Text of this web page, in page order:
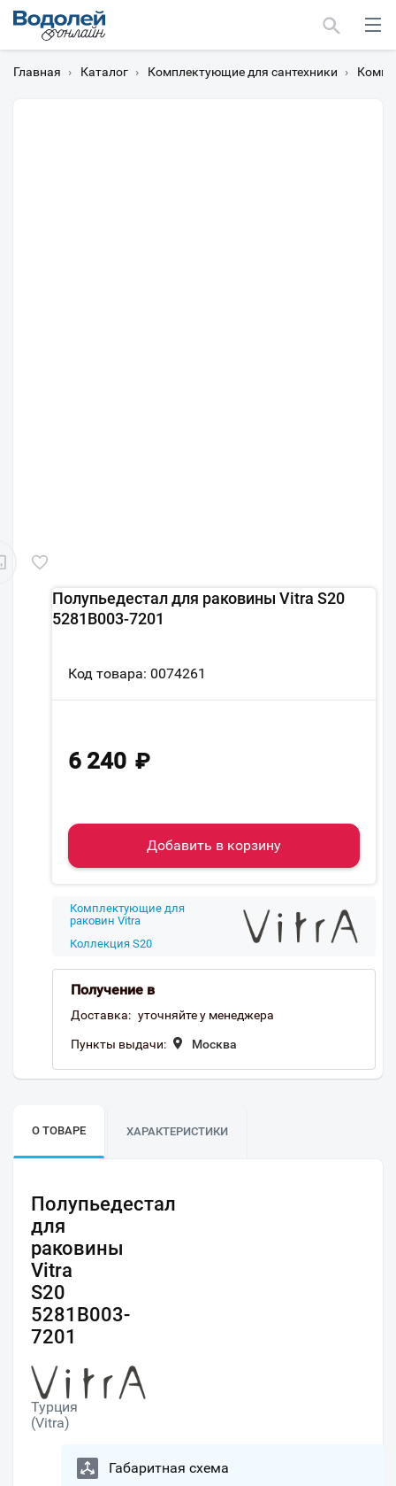
Главная › Каталог › Комплектующие для сантехники ›
Полупьедестал для раковины Vitra S20
5281B003-7201
Код товара: 0074261
6 240 ₽
Добавить в корзину
Комплектующие для
раковин Vitra
Коллекция S20
Получение в
Доставка: уточняйте у менеджера
Пункты выдачи: Москва
О ТОВАРЕ ХАРАКТЕРИСТИКИ
Полупьедестал
для
раковины
Vitra
S20
5281B003-
7201
Турция
(Vitra)
Габаритная схема